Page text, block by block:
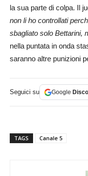
la sua parte di colpa. Il
non li ho controllati
sbagliato solo Bettarini,
nella puntata in onda
saranno altre punizioni
Seguici su Google
TAGS Canale 5